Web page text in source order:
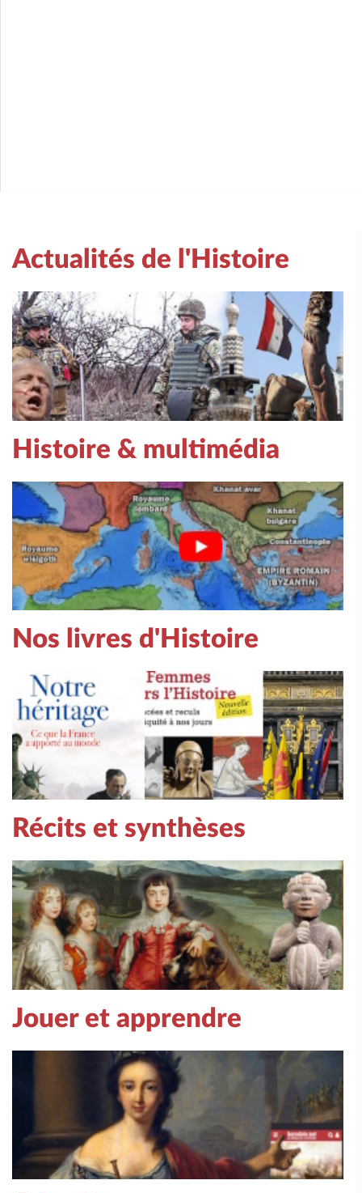
Actualités de l'Histoire
Histoire & multimédia
Nos livres d'Histoire
Récits et synthèses
Jouer et apprendre